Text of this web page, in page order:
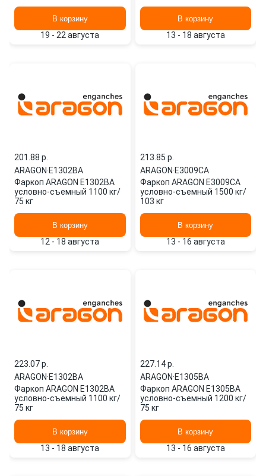
В корзину
19 - 22 августа
В корзину
13 - 18 августа
201.88 p.
ARAGON·E1302BA
Фаркоп ARAGON E1302BA
условно-съемный 1100 кг/
75 кг
В корзину
12 - 18 августа
213.85 p.
ARAGON·E3009CA
Фаркоп ARAGON E3009CA
условно-съемный 1500 кг/
103 кг
В корзину
13 - 16 августа
223.07 p.
ARAGON·E1302BA
Фаркоп ARAGON E1302BA
условно-съемный 1100 кг/
75 кг
В корзину
13 - 18 августа
227.14 p.
ARAGON·E1305BA
Фаркоп ARAGON E1305BA
условно-съемный 1200 кг/
75 кг
В корзину
13 - 16 августа